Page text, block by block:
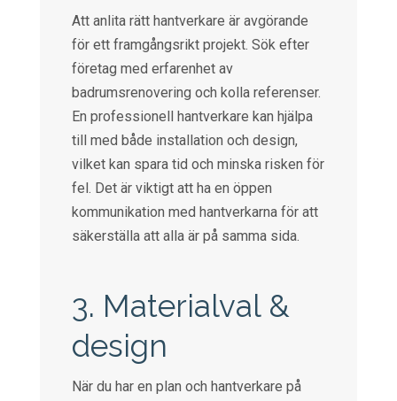
Att anlita rätt hantverkare är avgörande
för ett framgångsrikt projekt. Sök efter
företag med erfarenhet av
badrumsrenovering och kolla referenser.
En professionell hantverkare kan hjälpa
till med både installation och design,
vilket kan spara tid och minska risken för
fel. Det är viktigt att ha en öppen
kommunikation med hantverkarna för att
säkerställa att alla är på samma sida.
3. Materialval &
design
När du har en plan och hantverkare på